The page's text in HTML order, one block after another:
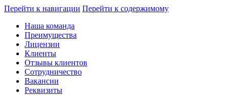
Перейти к навигации Перейти к содержимому
Наша команда
Преимущества
Лицензии
Клиенты
Отзывы клиентов
Сотрудничество
Вакансии
Реквизиты